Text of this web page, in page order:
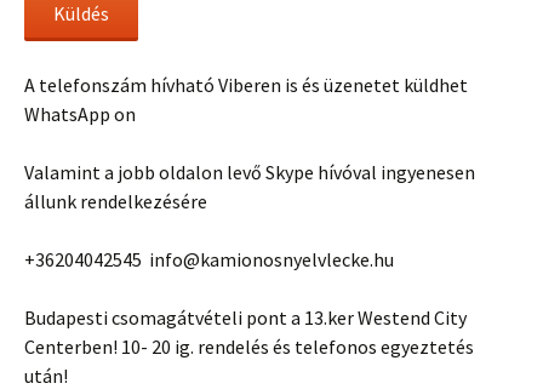
A telefonszám hívható Viberen is és üzenetet küldhet
WhatsApp on
Valamint a jobb oldalon levő Skype hívóval ingyenesen
állunk rendelkezésére
+36204042545 info@kamionosnyelvlecke.hu
Budapesti csomagátvételi pont a 13.ker Westend City
Centerben! 10- 20 ig. rendelés és telefonos egyeztetés
után!